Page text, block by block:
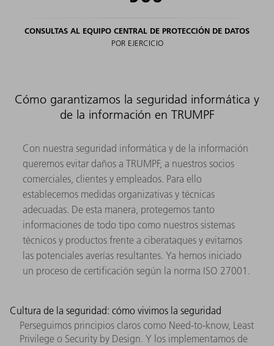
CONSULTAS AL EQUIPO CENTRAL DE PROTECCIÓN DE DATOS
POR EJERCICIO
Cómo garantizamos la seguridad informática y
de la información en TRUMPF
Con nuestra seguridad informática y de la información
queremos evitar daños a TRUMPF, a nuestros socios
comerciales, clientes y empleados. Para ello
establecemos medidas organizativas y técnicas
adecuadas. De esta manera, protegemos tanto
informaciones de todo tipo como nuestros sistemas
técnicos y productos frente a ciberataques y evitamos
las potenciales averías resultantes. Ya hemos iniciado
un proceso de certificación según la norma ISO 27001.
Cultura de la seguridad: cómo vivimos la seguridad
Perseguimos principios claros como Need-to-know, Least
Privilege o Security by Design. Y los implementamos de